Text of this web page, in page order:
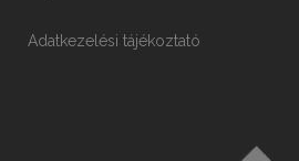
Adatkezelési tájékoztató